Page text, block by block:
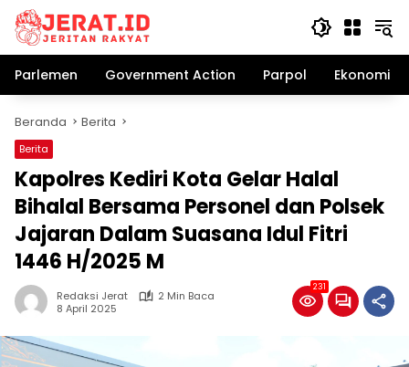
Langsung
konten
Parlemen
Government Action Parpol Ekonomi
Beranda Berita
Berita
Kapolres Kediri Kota Gelar Halal
Bihalal Bersama Personel dan Polsek
Jajaran Dalam Suasana Idul Fitri
1446 H/2025 M
Redaksi Jerat
2 Min Baca
8 April 2025
231